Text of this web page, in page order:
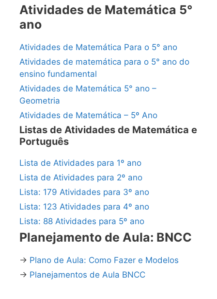
Atividades de Matemática 5°
ano
Atividades de Matemática Para o 5° ano
Atividades de matemática para o 5° ano do
ensino fundamental
Atividades de Matemática 5° ano –
Geometria
Atividades de Matemática – 5º Ano
Listas de Atividades de Matemática e
Português
Lista de Atividades para 1º ano
Lista de Atividades para 2º ano
Lista: 179 Atividades para 3º ano
Lista: 123 Atividades para 4º ano
Lista: 88 Atividades para 5º ano
Planejamento de Aula: BNCC
→ Plano de Aula: Como Fazer e Modelos
→ Planejamentos de Aula BNCC